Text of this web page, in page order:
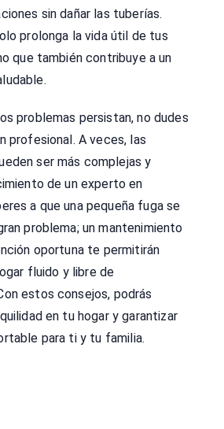
sin dañar las tuberías.
prolonga la vida útil de tus
que también contribuye a un
problemas persistan, no dudes
profesional. A veces, las
ser más complejas y
de un experto en
a que una pequeña fuga se
problema; un mantenimiento
oportuna te permitirán
fluido y libre de
estos consejos, podrás
en tu hogar y garantizar
para ti y tu familia.